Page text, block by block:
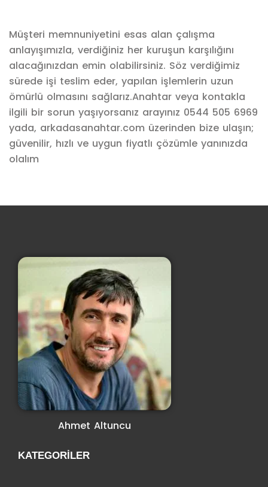
Müşteri memnuniyetini esas alan çalışma
anlayışımızla, verdiğiniz her kuruşun karşılığını
alacağınızdan emin olabilirsiniz. Söz verdiğimiz
sürede işi teslim eder, yapılan işlemlerin uzun
ömürlü olmasını sağlarız.Anahtar veya kontakla
ilgili bir sorun yaşıyorsanız arayınız 0544 505 6969
yada, arkadasanahtar.com üzerinden bize ulaşın;
güvenilir, hızlı ve uygun fiyatlı çözümle yanınızda
olalım
Ahmet Altuncu
KATEGORILER